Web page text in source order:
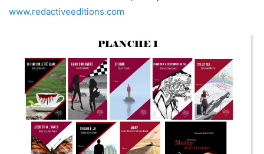
www.redactiveeditions.com